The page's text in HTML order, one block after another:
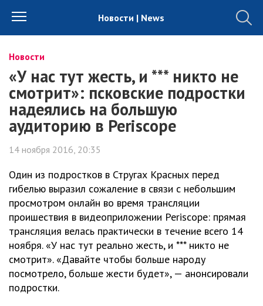
Новости | News
Новости
«У нас тут жесть, и *** никто не
смотрит»: псковские подростки
надеялись на большую
аудиторию в Periscope
14 ноября 2016, 20:35
Один из подростков в Стругах Красных перед
гибелью выразил сожаление в связи с небольшим
просмотром онлайн во время трансляции
проишествия в видеоприложении Periscope: прямая
трансляция велась практически в течение всего 14
ноября. «У нас тут реально жесть, и *** никто не
смотрит». «Давайте чтобы больше народу
посмотрело, больше жести будет», — анонсировали
подростки.